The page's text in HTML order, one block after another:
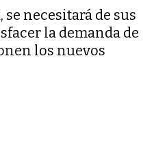
necesitará de sus
la demanda de
los nuevos